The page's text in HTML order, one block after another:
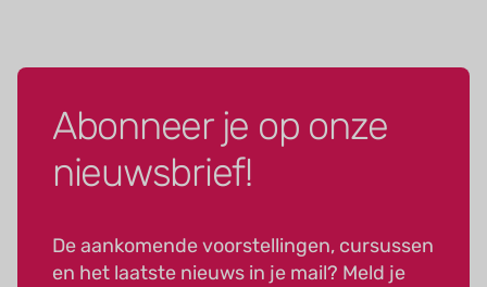
Abonneer je op onze
nieuwsbrief!
De aankomende voorstellingen, cursussen
en het laatste nieuws in je mail? Meld je